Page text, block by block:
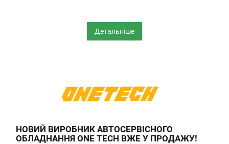
Детальніше
НОВИЙ ВИРОБНИК АВТОСЕРВІСНОГО
ОБЛАДНАННЯ ONE TECH ВЖЕ У ПРОДАЖУ!